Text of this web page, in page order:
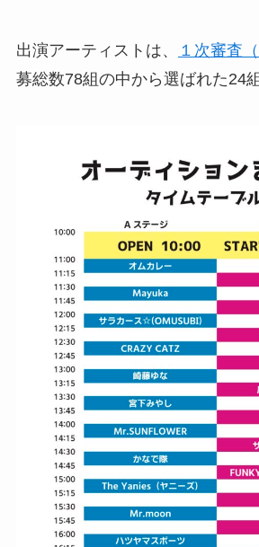
出演アーティストは、 １次審査
募総数78組の中から選ばれた24